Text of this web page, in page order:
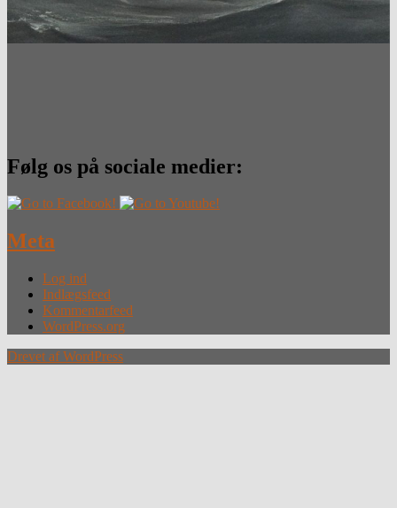
Følg os på sociale medier:
Meta
Log ind
Indlægsfeed
Kommentarfeed
WordPress.org
Drevet af WordPress